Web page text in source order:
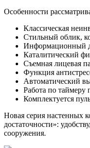
Особенности
Классическая
Стильный облик,
Информационный
Каталитический
Съемная лицевая
Функция
Автоматический
Работа по таймеру
Комплектуется
Новая серия настенных
достаточности»:
сооружения.